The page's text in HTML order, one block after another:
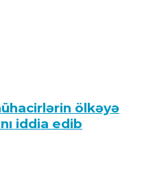
ölkəyə
iddia edib